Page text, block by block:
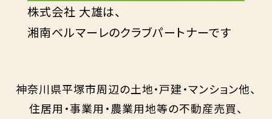
株式会社 大雄は、
湘南ベルマーレのクラブパートナーです
神奈川県平塚市周辺の土地・戸建・マンション他、
住居用・事業用・農業用地等の不動産売買、